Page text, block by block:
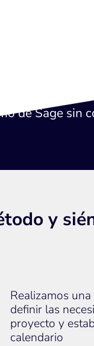
de Sage sin
y
Realizamos
definir las
proyecto y
calendario